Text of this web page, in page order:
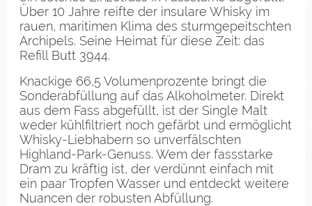
Über 10 Jahre reifte der insulare Whisky im
rauen, maritimen Klima des sturmgepeitschten
Archipels. Seine Heimat für diese Zeit: das
Refill Butt 3944.
Knackige 66,5 Volumenprozente bringt die
Sonderabfüllung auf das Alkoholmeter. Direkt
aus dem Fass abgefüllt, ist der Single Malt
weder kühlfiltriert noch gefärbt und ermöglicht
Whisky-Liebhabern so unverfälschten
Highland-Park-Genuss. Wem der fassstarke
Dram zu kräftig ist, der verdünnt einfach mit
ein paar Tropfen Wasser und entdeckt weitere
Nuancen der robusten Abfüllung.